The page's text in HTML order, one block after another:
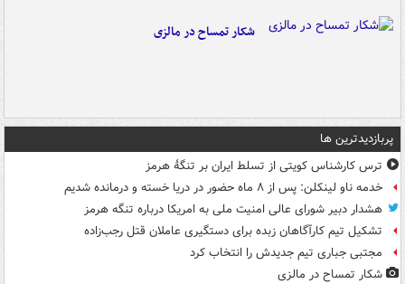
شکار تمساح در مالزی
پربازدیدترین ها
ترس کارشناس کویتی از تسلط ایران بر تنگۀ هرمز
خدمه ناو لینکلن: پس از ۸ ماه حضور در دریا خسته و درمانده‌ شدیم
هشدار دبیر شورای عالی امنیت ملی به امریکا درباره تنگه هرمز
تشکیل تیم کارآگاهان زبده برای دستگیری عاملان قتل رجب‌زاده
مجتبی جباری تیم جدیدش را انتخاب کرد
شکار تمساح در مالزی